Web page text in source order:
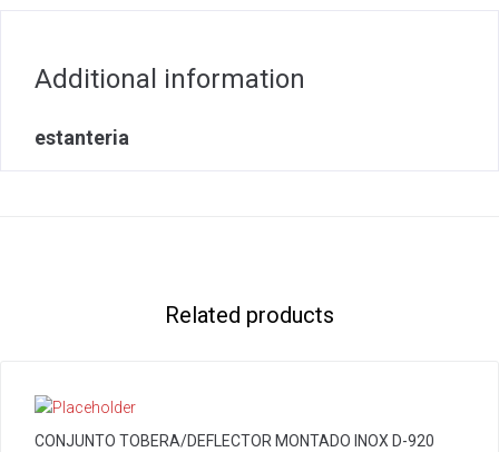
Additional information
estanteria
Related products
CONJUNTO TOBERA/DEFLECTOR MONTADO INOX D-920